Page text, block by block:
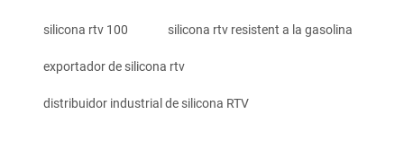
silicona rtv 100 silicona rtv resistent a la gasolina
exportador de silicona rtv
distribuidor industrial de silicona RTV